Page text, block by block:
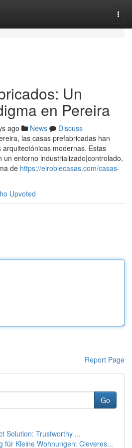
Un
en Pereira
ago News
Discuss
las casas prefabricadas han
modernas. Estas
un entorno industrializado|controlado,
de https://elroblecasas.com/casas-
Upvoted
Report Page
Go
Solution: Trustworthy ...
für Kleine Wohnungen: Cleveres...